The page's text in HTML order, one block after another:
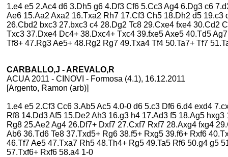
1.e4 e5 2.Ac4 d6 3.Dh5 g6 4.Df3 Cf6 5.Cc3 Ag4 6.Dg3 c6
Ae6 15.Aa2 Axa2 16.Txa2 Rh7 17.Cf3 Ch5 18.Dh2 d5
26.Cbd2 bxc3 27.bxc3 c4 28.Dg2 Tc8 29.Cxe4 fxe4 30.Cd2
Txc3 37.Dxe4 Dc4+ 38.Dxc4+ Txc4 39.fxe5 Axe5 40.Td5
Tf8+ 47.Rg3 Ae5+ 48.Rg2 Rg7 49.Txa4 Tf4 50.Ta7+ Tf7
CARBALLO,J - AREVALO,R
ACUA 2011 - CINOVI - Formosa (4.1), 16.12.2011
[Argento, Ramon (arb)]
1.e4 e5 2.Cf3 Cc6 3.Ab5 Ac5 4.0-0 d6 5.c3 Df6 6.d4 exd4
Rf8 14.Dd3 Af5 15.De2 Ah3 16.g3 h4 17.Ad3 f5 18.Ag5
Rg8 25.Ae2 Ag4 26.Df7+ Dxf7 27.Cxf7 Rxf7 28.Axg4 fxg4
Ab6 36.Td6 Te8 37.Txd5+ Rg6 38.f5+ Rxg5 39.f6+ Rxf6
46.Tf7 Ae5 47.Txa7 Rh5 48.Th4+ Rg5 49.Ta5 Rf6 50.g4 g5
57.Txf6+ Rxf6 58.a4 1-0